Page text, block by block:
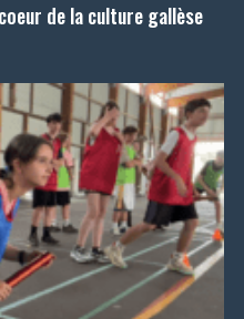
de la culture gallèse